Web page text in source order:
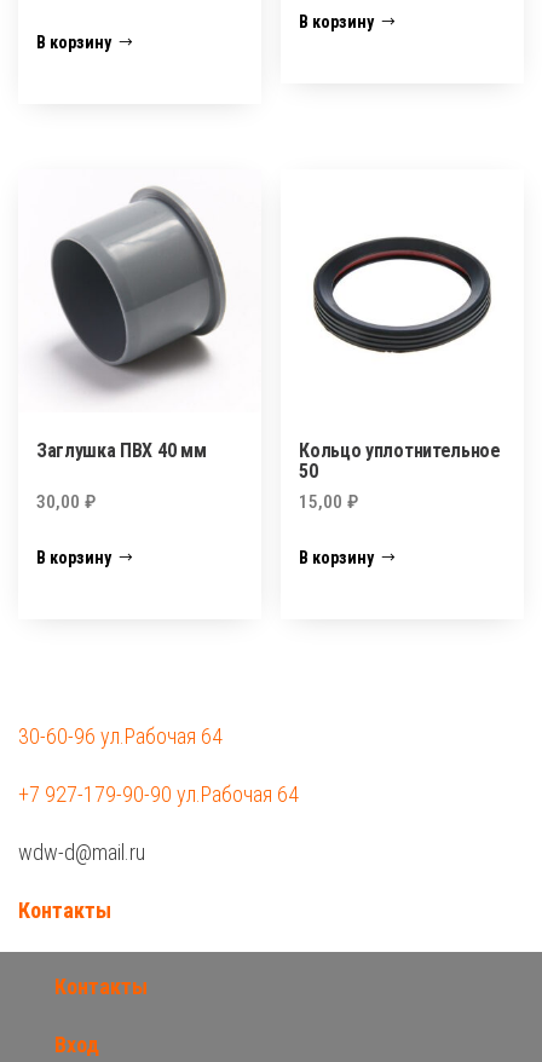
В корзину
В корзину
Заглушка ПВХ 40 мм
30,00 ₽
В корзину
Кольцо уплотнительное
50
15,00₽
В корзину
30-60-96 ул.Рабочая 64
+7 927-179-90-90 ул.Рабочая 64
wdw-d@mail.ru
Контакты
Контакты
Вход